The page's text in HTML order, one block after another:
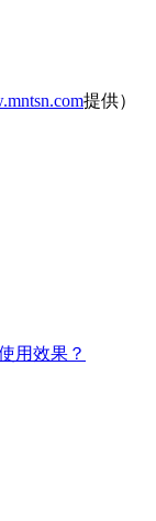
提供）
用效果？